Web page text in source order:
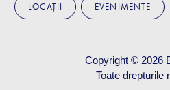
LOCAȚII EVENIMENTE
Copyright © 2026
Toate drepturile